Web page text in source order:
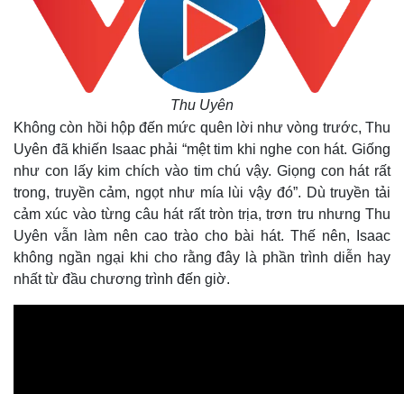
Thu Uyên
Không còn hồi hộp đến mức quên lời như vòng trước, Thu
Uyên đã khiến Isaac phải “mệt tim khi nghe con hát. Giống
như con lấy kim chích vào tim chú vậy. Giọng con hát rất
trong, truyền cảm, ngọt như mía lùi vậy đó”. Dù truyền tải
cảm xúc vào từng câu hát rất tròn trịa, trơn tru nhưng Thu
Uyên vẫn làm nên cao trào cho bài hát. Thế nên, Isaac
không ngần ngại khi cho rằng đây là phần trình diễn hay
nhất từ đầu chương trình đến giờ.